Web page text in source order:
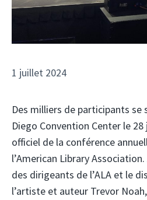
1 juillet 2024
Des milliers de participants se
Diego Convention Center le
officiel de la conférence
l’American Library
des dirigeants de l’ALA et le
l’artiste et auteur Trevor